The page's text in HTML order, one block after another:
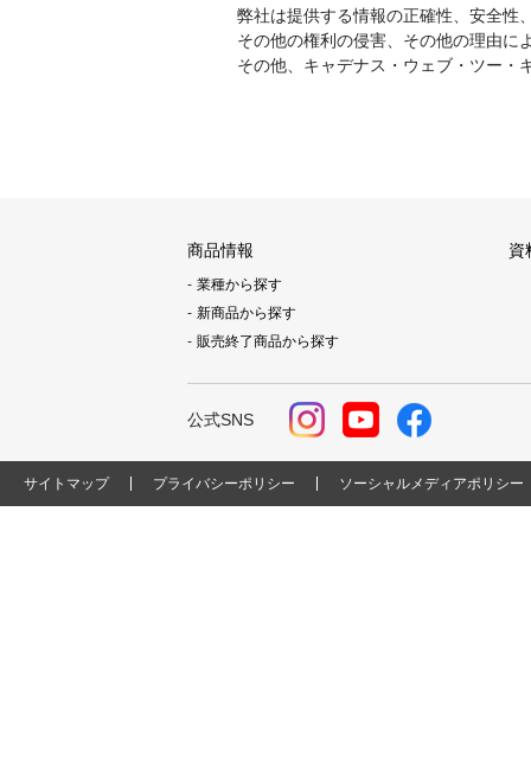
弊社は提供する情報の正確性、安全性
その他の権利の侵害、その他の理由に
その他、キャデナス・ウェブ・ツー・
商品情報
業種から探す
新商品から探す
販売終了商品から探す
資
公式SNS
サイトマップ プライバシーポリシー ソーシャルメディアポリシー